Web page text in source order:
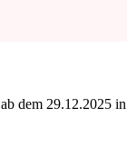
dem 29.12.2025